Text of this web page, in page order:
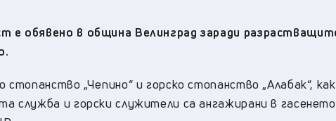
е обявено в община Велинград заради
„Чепино“ и горско стопанство „Алабак“,
служба и горски служители са ангажирани в